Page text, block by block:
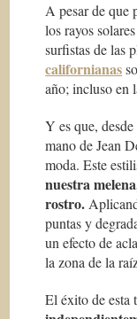
A pesar de que
los rayos
surfistas de las
californianas
año; incluso en
Y es que,
mano de Jean
moda. Este
nuestra
rostro.
puntas y
un efecto de
la zona de la
El éxito de esta